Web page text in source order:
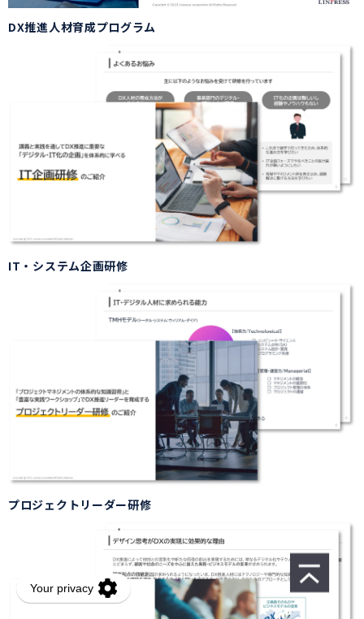
DX推進人材育成プログラム
IT・システム企画研修
プロジェクトリーダー研修